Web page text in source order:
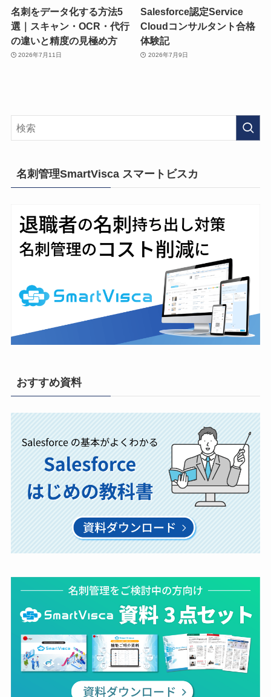
名刺をデータ化する方法5
選｜スキャン・OCR・代行
の違いと精度の見極め方
2026年7月11日
Salesforce認定Service
Cloudコンサルタント合格
体験記
2026年7月9日
名刺管理SmartVisca スマートビスカ
おすすめ資料